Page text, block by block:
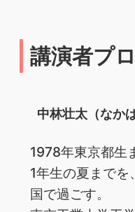
講演者プ
中林壮太（なか
1978年東京都生
1年生の夏まで
国で過ごす。